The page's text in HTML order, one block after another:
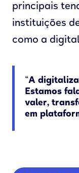
principais
instituições
como a
“A
Estamos
valer,
em